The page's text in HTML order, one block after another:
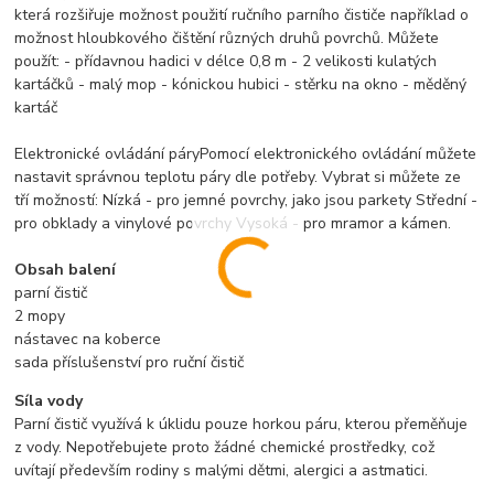
která rozšiřuje možnost použití ručního parního čističe například o
možnost hloubkového čištění různých druhů povrchů. Můžete
použít: - přídavnou hadici v délce 0,8 m - 2 velikosti kulatých
kartáčků - malý mop - kónickou hubici - stěrku na okno - měděný
kartáč
Elektronické ovládání páryPomocí elektronického ovládání můžete
nastavit správnou teplotu páry dle potřeby. Vybrat si můžete ze
tří možností: Nízká - pro jemné povrchy, jako jsou parkety Střední -
pro obklady a vinylové povrchy Vysoká - pro mramor a kámen.
Obsah balení
parní čistič
2 mopy
nástavec na koberce
sada příslušenství pro ruční čistič
Síla vody
Parní čistič využívá k úklidu pouze horkou páru, kterou přeměňuje
z vody. Nepotřebujete proto žádné chemické prostředky, což
uvítají především rodiny s malými dětmi, alergici a astmatici.